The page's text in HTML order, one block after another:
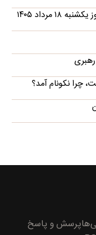
۱۴۰۵
چرا نکونام آمد؟
پرسش و پاسخ